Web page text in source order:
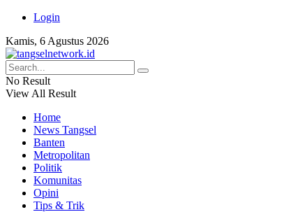
Login
Kamis, 6 Agustus 2026
No Result
View All Result
Home
News Tangsel
Banten
Metropolitan
Politik
Komunitas
Opini
Tips & Trik